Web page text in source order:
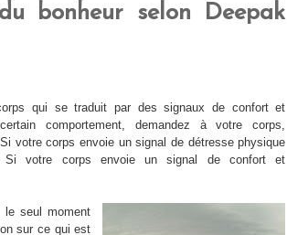
bonheur selon Deepak
qui se traduit par des signaux de confort et
comportement, demandez à votre corps,
votre corps envoie un signal de détresse physique
Si votre corps envoie un signal de confort et
le seul moment
sur ce qui est